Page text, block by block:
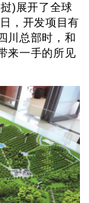
)展开了全球
，开发项目有
川总部时，和
来一手的所见